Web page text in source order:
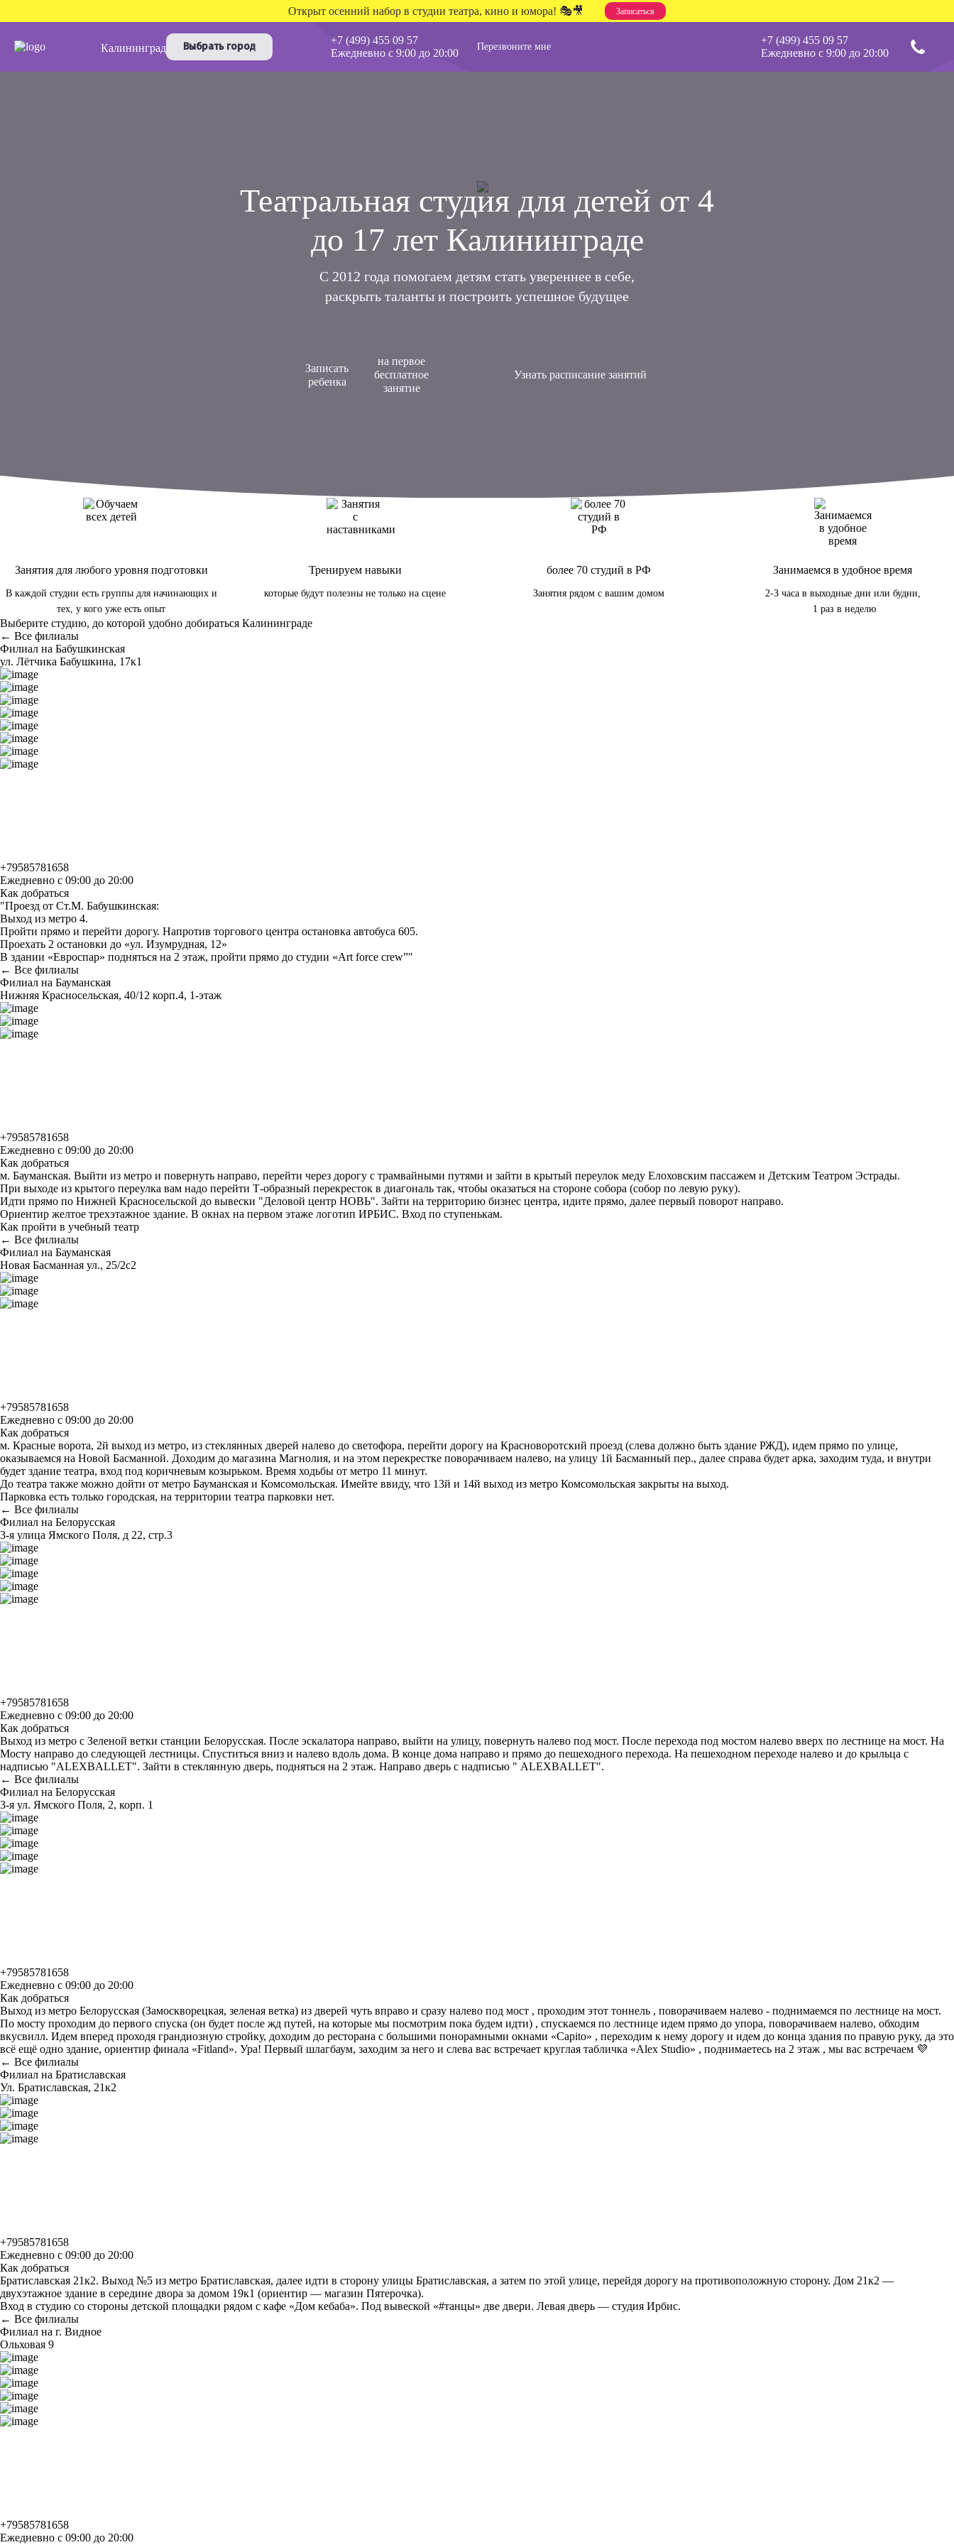
Открыт осенний набор в студии театра, кино и юмора! 🎭🎥 Записаться
Калининград Выбрать город
+7 (499) 455 09 57
Ежедневно с 9:00 до 20:00
Перезвоните мне
+7 (499) 455 09 57
Ежедневно с 9:00 до 20:00
Перезвоните
мне
Театральная студия для детей от 4
до 17 лет Калининграде
С 2012 года помогаем детям стать увереннее в себе,
раскрыть таланты и построить успешное будущее
Записать
ребенка
на первое
бесплатное
занятие
Узнать расписание занятий
Занятия для любого уровня подготовки
В каждой студии есть группы для начинающих и
тех, у кого уже есть опыт
Тренируем навыки
которые будут полезны не только на сцене
более 70 студий в РФ
Занятия рядом с вашим домом
Занимаемся в удобное время
2-3 часа в выходные дни или будни,
1 раз в неделю
Выберите студию, до которой удобно добираться Калининграде
← Все филиалы
Филиал на Бабушкинская
ул. Лётчика Бабушкина, 17к1
+79585781658
Ежедневно с 09:00 до 20:00
Как добраться
"Проезд от Ст.М. Бабушкинская:
Выход из метро 4.
Пройти прямо и перейти дорогу. Напротив торгового центра остановка автобуса 605.
Проехать 2 остановки до «ул. Изумрудная, 12»
В здании «Евроспар» подняться на 2 этаж, пройти прямо до студии «Art force crew”"
← Все филиалы
Филиал на Бауманская
Нижняя Красносельская, 40/12 корп.4, 1-этаж
+79585781658
Ежедневно с 09:00 до 20:00
Как добраться
м. Бауманская. Выйти из метро и повернуть направо, перейти через дорогу с трамвайными путями и зайти в крытый переулок меду Елоховским пассажем и Детским Театром Эстрады.
При выходе из крытого переулка вам надо перейти Т-образный перекресток в диагональ так, чтобы оказаться на стороне собора (собор по левую руку).
Идти прямо по Нижней Красносельской до вывески "Деловой центр НОВЬ". Зайти на территорию бизнес центра, идите прямо, далее первый поворот направо.
Ориентир желтое трехэтажное здание. В окнах на первом этаже логотип ИРБИС. Вход по ступенькам.
Как пройти в учебный театр
← Все филиалы
Филиал на Бауманская
Новая Басманная ул., 25/2с2
+79585781658
Ежедневно с 09:00 до 20:00
Как добраться
м. Красные ворота, 2й выход из метро, из стеклянных дверей налево до светофора, перейти дорогу на Красноворотский проезд (слева должно быть здание РЖД), идем прямо по улице,
оказываемся на Новой Басманной. Доходим до магазина Магнолия, и на этом перекрестке поворачиваем налево, на улицу 1й Басманный пер., далее справа будет арка, заходим туда, и внутри
будет здание театра, вход под коричневым козырьком. Время ходьбы от метро 11 минут.
До театра также можно дойти от метро Бауманская и Комсомольская. Имейте ввиду, что 13й и 14й выход из метро Комсомольская закрыты на выход.
Парковка есть только городская, на территории театра парковки нет.
← Все филиалы
Филиал на Белорусская
3-я улица Ямского Поля, д 22, стр.3
+79585781658
Ежедневно с 09:00 до 20:00
Как добраться
Выход из метро с Зеленой ветки станции Белорусская. После эскалатора направо, выйти на улицу, повернуть налево под мост. После перехода под мостом налево вверх по лестнице на мост. На
Мосту направо до следующей лестницы. Спуститься вниз и налево вдоль дома. В конце дома направо и прямо до пешеходного перехода. На пешеходном переходе налево и до крыльца с
надписью "ALEXBALLET". Зайти в стеклянную дверь, подняться на 2 этаж. Направо дверь с надписью " ALEXBALLET".
← Все филиалы
Филиал на Белорусская
3-я ул. Ямского Поля, 2, корп. 1
+79585781658
Ежедневно с 09:00 до 20:00
Как добраться
Выход из метро Белорусская (Замоскворецкая, зеленая ветка) из дверей чуть вправо и сразу налево под мост , проходим этот тоннель , поворачиваем налево - поднимаемся по лестнице на мост.
По мосту проходим до первого спуска (он будет после жд путей, на которые мы посмотрим пока будем идти) , спускаемся по лестнице идем прямо до упора, поворачиваем налево, обходим
вкусвилл. Идем вперед проходя грандиозную стройку, доходим до ресторана с большими понорамными окнами «Capito» , переходим к нему дорогу и идем до конца здания по правую руку, да это
всё ещё одно здание, ориентир финала «Fitland». Ура! Первый шлагбаум, заходим за него и слева вас встречает круглая табличка «Alex Studio» , поднимаетесь на 2 этаж , мы вас встречаем 💜
← Все филиалы
Филиал на Братиславская
Ул. Братиславская, 21к2
+79585781658
Ежедневно с 09:00 до 20:00
Как добраться
Братиславская 21к2. Выход №5 из метро Братиславская, далее идти в сторону улицы Братиславская, а затем по этой улице, перейдя дорогу на противоположную сторону. Дом 21к2 —
двухэтажное здание в середине двора за домом 19к1 (ориентир — магазин Пятерочка).
Вход в студию со стороны детской площадки рядом с кафе «Дом кебаба». Под вывеской «#танцы» две двери. Левая дверь — студия Ирбис.
← Все филиалы
Филиал на г. Видное
Ольховая 9
+79585781658
Ежедневно с 09:00 до 20:00